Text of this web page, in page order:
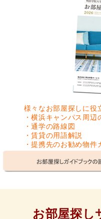
様々なお部屋探しに役
・横浜キャンパス周辺
・通学の路線図
・賃貸の用語解説
・提携先のお勧め物件
お部屋探し